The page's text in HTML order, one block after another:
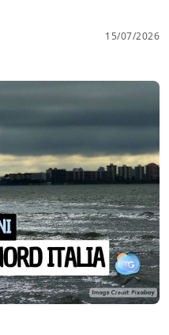
15/07/2026